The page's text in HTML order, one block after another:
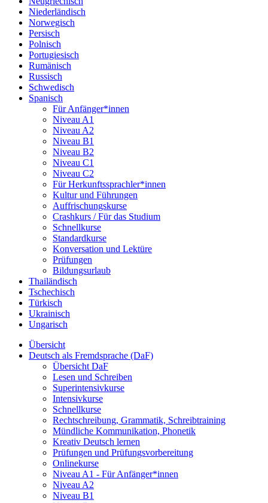
Niederländisch
Norwegisch
Persisch
Polnisch
Portugiesisch
Rumänisch
Russisch
Schwedisch
Spanisch
Für Anfänger*innen
Niveau A1
Niveau A2
Niveau B1
Niveau B2
Niveau C1
Niveau C2
Für Herkunftssprachler*innen
Kultur und Führungen
Auffrischungskurse
Crashkurs / Für das Studium
Schnellkurse
Standardkurse
Konversation und Lektüre
Prüfungen
Bildungsurlaub
Thailändisch
Tschechisch
Türkisch
Ukrainisch
Ungarisch
Übersicht
Deutsch als Fremdsprache (DaF)
Übersicht DaF
Lesen und Schreiben
Superintensivkurse
Intensivkurse
Schnellkurse
Rechtschreibung, Grammatik, Schreibtraining
Mündliche Kommunikation, Phonetik
Kreativ Deutsch lernen
Prüfungen und Prüfungsvorbereitung
Onlinekurse
Niveau A1 - Für Anfänger*innen
Niveau A2
Niveau B1